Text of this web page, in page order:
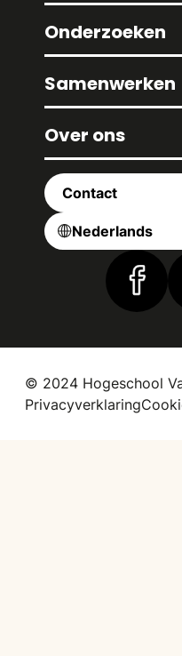
Onderzoeken
Samenwerken
Over ons
Contact
Nederlands
Vind
© 2024 Hogeschool
Privacyverklaring